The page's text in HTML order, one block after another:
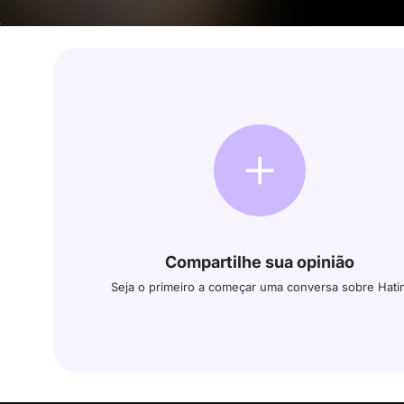
Compartilhe sua opinião
Seja o primeiro a começar uma conversa sobre